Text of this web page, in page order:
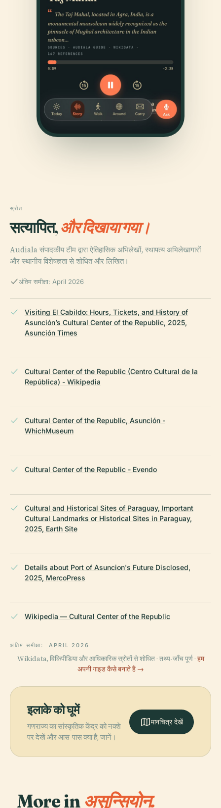
स्रोत
सत्यापित,और दिखाया गया।
Audiala संपादकीय टीम द्वारा ऐतिहासिक अभिलेखों, स्थापत्य अभिलेखागारों
और स्थानीय विशेषज्ञता से शोधित और लिखित।
अंतिम समीक्षा: April 2026
Visiting El Cabildo: Hours, Tickets, and History of
Asunción’s Cultural Center of the Republic, 2025,
Asunción Times
Cultural Center of the Republic (Centro Cultural de la
República) - Wikipedia
Cultural Center of the Republic, Asunción -
WhichMuseum
Cultural Center of the Republic - Evendo
Cultural and Historical Sites of Paraguay, Important
Cultural Landmarks or Historical Sites in Paraguay,
2025, Earth Site
Details about Port of Asuncion's Future Disclosed,
2025, MercoPress
Wikipedia — Cultural Center of the Republic
अंतिम समीक्षा: APRIL 2026
Wikidata, विकिपीडिया और आधिकारिक स्रोतों से शोधित · तथ्य-जाँच पूर्ण · हम
अपनी गाइड कैसे बनाते हैं →
इलाके को घूमें
गणराज्य का सांस्कृतिक केंद्र को नक्शे
पर देखें और आस-पास क्या है, जानें।
मानचित्र देखें
More in असुन्सियोन.